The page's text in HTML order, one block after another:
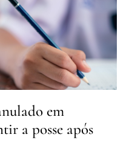
em
a posse após